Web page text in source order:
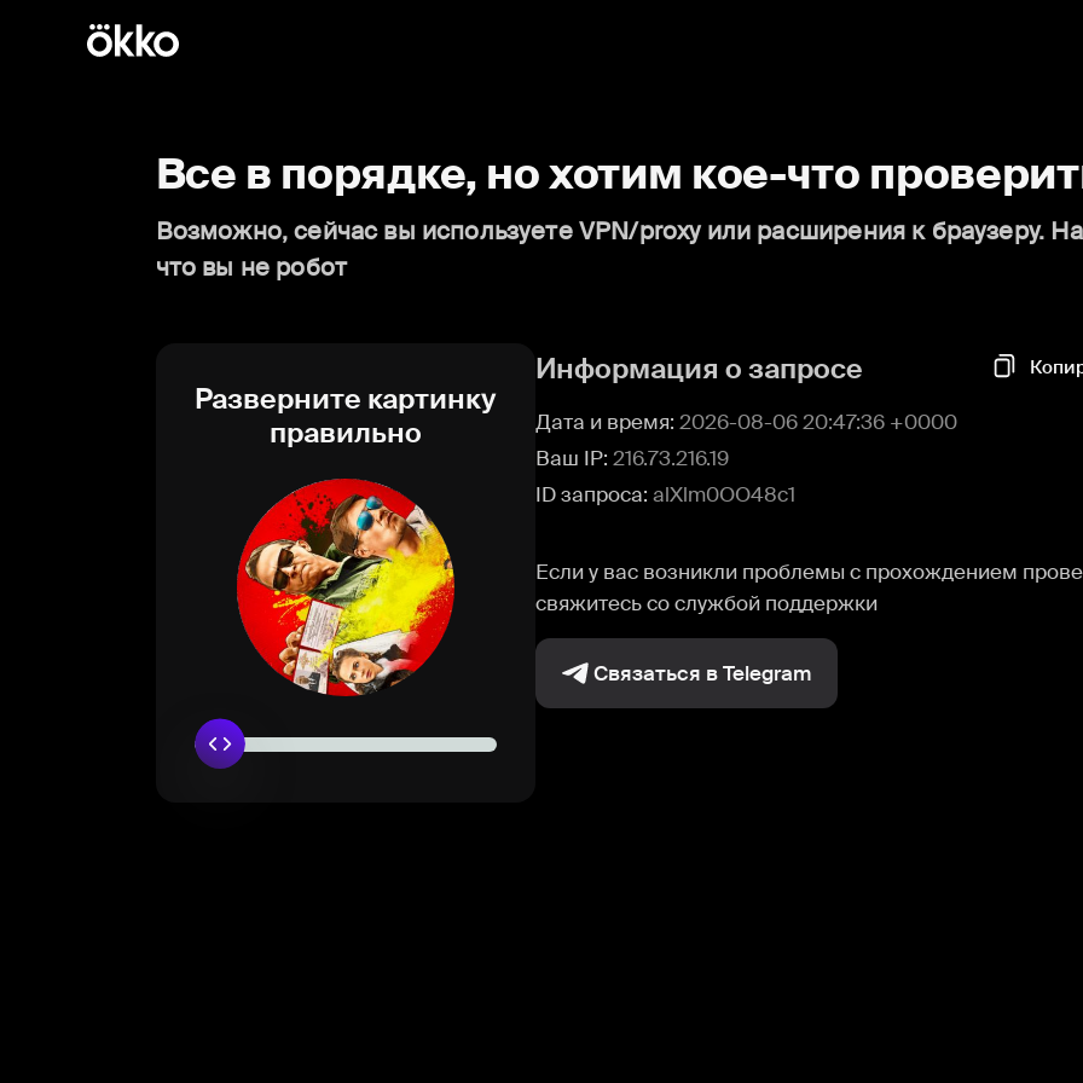
Все в порядке, но хотим кое-что
Возможно, сейчас вы используете VPN/proxy или расширения к браузеру.
что вы не робот
Разверните картинку
правильно
Информация о запросе
Дата и время: 2026-08-06 20:47:36 +0000
Ваш IP: 216.73.216.19
ID запроса: alXlm0OO48c1
Если у вас возникли проблемы с прохождением
свяжитесь со службой поддержки
Связаться в Telegram